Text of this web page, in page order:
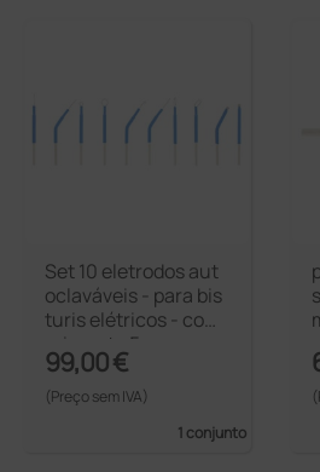
Set 10 eletrodos aut
oclaváveis - para bis
turis elétricos - com
primento 5 cm
99,00 €
(Preço sem IVA)
1 conjunto